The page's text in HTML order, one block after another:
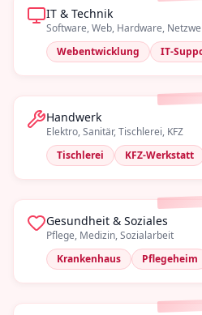
IT & Technik
Software, Web, Hardware,
Webentwicklung
IT-
Handwerk
Elektro, Sanitär, Tischlerei, KFZ
Tischlerei
KFZ-Werkstatt
Gesundheit & Soziales
Pflege, Medizin, Sozialarbeit
Krankenhaus
Pflegeheim